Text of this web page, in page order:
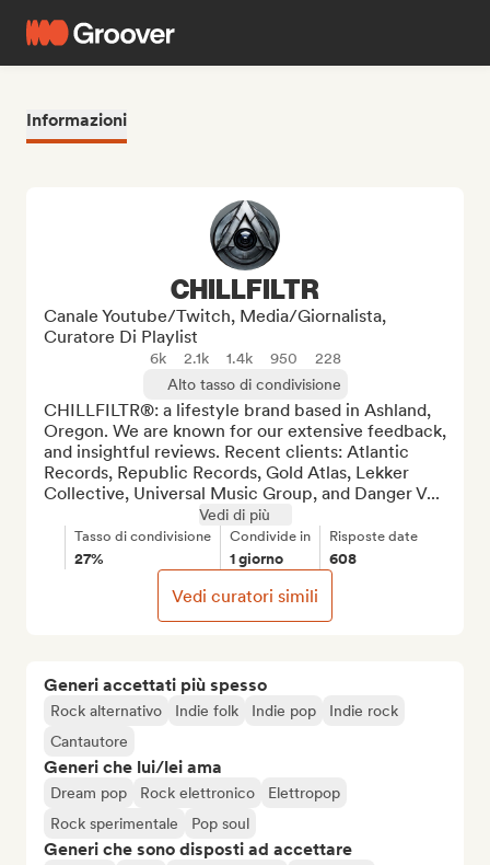
Informazioni
Generi accettati più spesso
Rock alternativo Indie folk Indie pop
Indie rock
Cantautore
Generi che lui/lei ama
Dream pop Rock elettronico
Elettropop
Rock sperimentale
Pop soul
Generi che sono disposti ad accettare
CHILLFILTR
Canale Youtube/Twitch, Media/Giornalista,
Curatore Di Playlist
6k 2.1k 1.4k 950
228
Alto tasso di condivisione
CHILLFILTR®: a lifestyle brand based in Ashland,
Oregon. We are known for our extensive feedback,
and insightful reviews. Recent clients: Atlantic
Records, Republic Records, Gold Atlas, Lekker
Collective, Universal Music Group, and Danger V...
Vedi di più
Tasso di condivisione
27%
Condivide in
1 giorno
Risposte date
608
Vedi curatori simili